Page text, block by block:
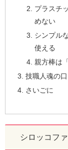
プラスチ
めない
シンプル
使える
親方棒は
技職人魂の
さいごに
シロッコフ